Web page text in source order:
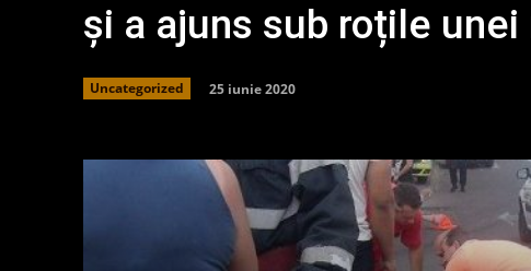
și a ajuns sub roțile unei
Uncategorized 25 iunie 2020